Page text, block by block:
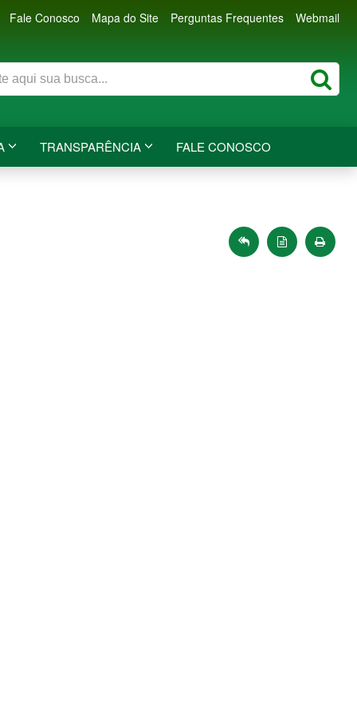
Fale Conosco Mapa do Site Perguntas Frequentes Webmail
TRANSPARÊNCIA FALE CONOSCO